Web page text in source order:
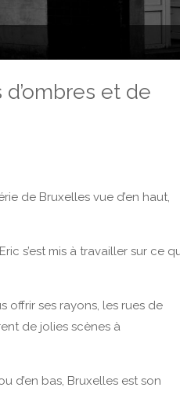
et de
de Bruxelles vue d’en haut,
s’est mis à travailler sur ce
offrir ses rayons, les rues de
de jolies scènes à
d’en bas, Bruxelles est son